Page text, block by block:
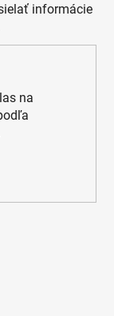
informácie
na